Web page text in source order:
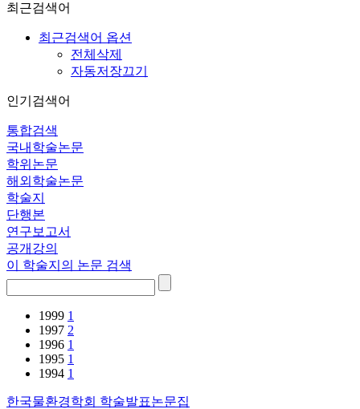
최근검색어
최근검색어 옵션
전체삭제
자동저장끄기
인기검색어
통합검색
국내학술논문
학위논문
해외학술논문
학술지
단행본
연구보고서
공개강의
이 학술지의 논문 검색
1999 1
1997 2
1996 1
1995 1
1994 1
한국물환경학회 학술발표논문집